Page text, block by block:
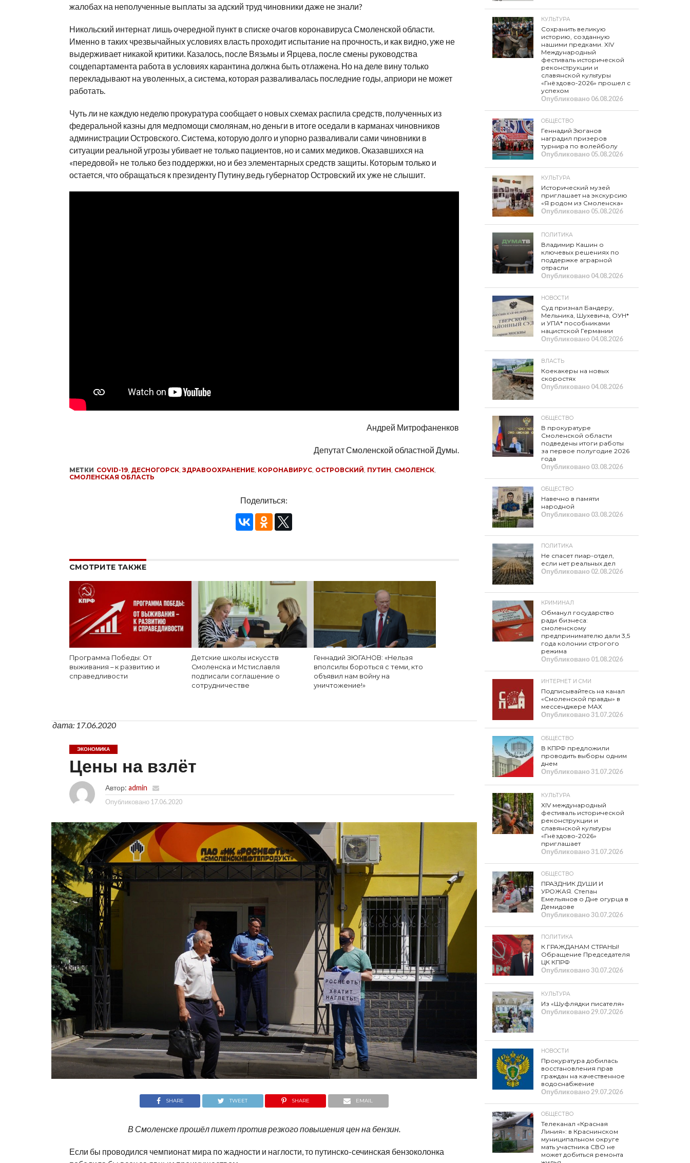
жалобах на неполученные выплаты за адский труд чиновники даже не знали?
Никольский интернат лишь очередной пункт в списке очагов коронавируса Смоленской области.
Именно в таких чрезвычайных условиях власть проходит испытание на прочность, и как видно, уже не
выдерживает никакой критики. Казалось, после Вязьмы и Ярцева, после смены руководства
соцдепартамента работа в условиях карантина должна быть отлажена. Но на деле вину только
перекладывают на уволенных, а система, которая разваливалась последние годы, априори не может
работать.
Чуть ли не каждую неделю прокуратура сообщает о новых схемах распила средств, полученных из
федеральной казны для медпомощи смолянам, но деньги в итоге оседали в карманах чиновников
администрации Островского. Система, которую долго и упорно разваливали сами чиновники в
ситуации реальной угрозы убивает не только пациентов, но и самих медиков. Оказавшихся на
«передовой» не только без поддержки, но и без элементарных средств защиты. Которым только и
остается, что обращаться к президенту Путину,ведь губернатор Островский их уже не слышит.
Андрей Митрофаненков
Депутат Смоленской областной Думы.
МЕТКИ COVID-19, ДЕСНОГОРСК, ЗДРАВООХРАНЕНИЕ, КОРОНАВИРУС, ОСТРОВСКИЙ ПУТИН СМОЛЕНСК,
СМОЛЕНСКАЯ ОБЛАСТЬ
Поделиться:
СМОТРИТЕ ТАКЖЕ
Программа Победы: От
выживания – к развитию и
справедливости
Детские школы искусств
Смоленска и Мстиславля
подписали соглашение о
сотрудничестве
Геннадий ЗЮГАНОВ: «Нельзя
вполсилы бороться с теми, кто
объявил нам войну на
уничтожение!»
дата: 17.06.2020
ЭКОНОМИКА
Цены на взлёт
Автор: admin
Опубликовано 17.06.2020
SHARE TWEET SHARE EMAIL
В Смоленске прошёл пикет против резкого повышения цен на бензин.
Если бы проводился чемпионат мира по жадности и наглости, то путинско-сечинская бензоколонка
КУЛЬТУРА
Сохранить великую
историю, созданную
нашими предками. XIV
Международный
фестиваль исторической
реконструкции и
славянской культуры
«Гнёздово-2026» прошел с
успехом
Опубликовано06.08.2026
ОБЩЕСТВО
Геннадий Зюганов
наградил призеров
турнира по волейболу
Опубликовано05.08.2026
КУЛЬТУРА
Исторический музей
приглашает на экскурсию
«Я родом из Смоленска»
Опубликовано05.08.2026
ПОЛИТИКА
Владимир Кашин о
ключевых решениях по
поддержке аграрной
отрасли
Опубликовано04.08.2026
НОВОСТИ
Суд признал Бандеру,
Мельника, Шухевича, ОУН*
и УПА* пособниками
нацистской Германии
Опубликовано04.08.2026
ВЛАСТЬ
Коекакеры на новых
скоростях
Опубликовано04.08.2026
ОБЩЕСТВО
В прокуратуре
Смоленской области
подведены итоги работы
за первое полугодие 2026
года
Опубликовано03.08.2026
ОБЩЕСТВО
Навечно в памяти
народной
Опубликовано03.08.2026
ПОЛИТИКА
Не спасет пиар-отдел,
если нет реальных дел
Опубликовано02.08.2026
КРИМИНАЛ
Обманул государство
ради бизнеса:
смоленскому
предпринимателю дали 3,5
года колонии строгого
режима
Опубликовано01.08.2026
ИНТЕРНЕТ И СМИ
Подписывайтесь на канал
«Смоленской правды» в
мессенджере МАХ
Опубликовано31.07.2026
ОБЩЕСТВО
В КПРФ предложили
проводить выборы одним
днем
Опубликовано31.07.2026
КУЛЬТУРА
XIV международный
фестиваль исторической
реконструкции и
славянской культуры
«Гнёздово-2026»
приглашает
Опубликовано31.07.2026
ОБЩЕСТВО
ПРАЗДНИК ДУШИ И
УРОЖАЯ. Степан
Емельянов о Дне огурца в
Демидове
Опубликовано30.07.2026
ПОЛИТИКА
К ГРАЖДАНАМ СТРАНЫ!
Обращение Председателя
ЦК КПРФ
Опубликовано30.07.2026
КУЛЬТУРА
Из «Шуфлядки писателя»
Опубликовано29.07.2026
НОВОСТИ
Прокуратура добилась
восстановления прав
граждан на качественное
водоснабжение
Опубликовано29.07.2026
ОБЩЕСТВО
Телеканал «Красная
Линия»: в Краснинском
муниципальном округе
мать участника СВО не
может добиться ремонта